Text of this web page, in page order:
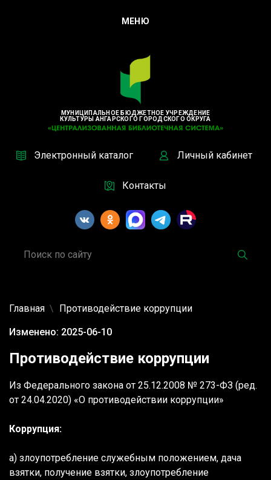
МУНИЦИПАЛЬНОЕ БЮДЖЕТНОЕ УЧРЕЖДЕНИЕ
КУЛЬТУРЫ АНГАРСКОГО ГОРОДСКОГО ОКРУГА
Электронный каталог Личный кабинет
Контакты
МЕНЮ
Главная Противодействие коррупции
Изменено: 2025-06-10
Противодействие коррупции
Из Федерального закона от 25.12.2008 № 273-ФЗ (ред.
от 24.04.2020) «О противодействии коррупции»
Коррупция:
а) злоупотребление служебным положением, дача
взятки, получение взятки, злоупотребление